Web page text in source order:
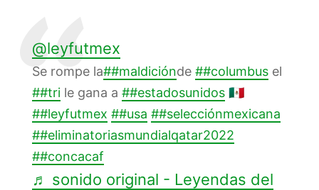
@leyfutmex
Se rompe la##maldiciónde ##columbus el
##tri le gana a ##estadosunidos 🇲🇽
##leyfutmex ##usa ##selecciónmexicana
##eliminatoriasmundialqatar2022
##concacaf
♬ sonido original - Leyendas del